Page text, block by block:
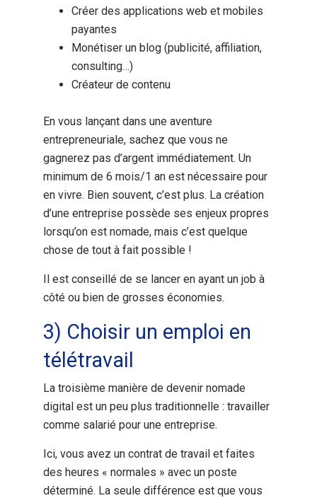
Créer des applications web et mobiles
payantes
Monétiser un blog (publicité, affiliation,
consulting…)
Créateur de contenu
En vous lançant dans une aventure
entrepreneuriale, sachez que vous ne
gagnerez pas d’argent immédiatement. Un
minimum de 6 mois/1 an est nécessaire pour
en vivre. Bien souvent, c’est plus. La création
d’une entreprise possède ses enjeux propres
lorsqu’on est nomade, mais c’est quelque
chose de tout à fait possible !
Il est conseillé de se lancer en ayant un job à
côté ou bien de grosses économies.
3) Choisir un emploi en
télétravail
La troisième manière de devenir nomade
digital est un peu plus traditionnelle : travailler
comme salarié pour une entreprise.
Ici, vous avez un contrat de travail et faites
des heures « normales » avec un poste
déterminé. La seule différence est que vous